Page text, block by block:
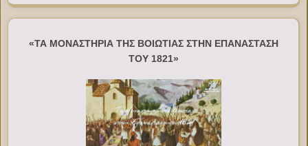
«ΤΑ ΜΟΝΑΣΤΗΡΙΑ ΤΗΣ ΒΟΙΩΤΙΑΣ ΣΤΗΝ ΕΠΑΝΑΣΤΑΣΗ
ΤΟΥ 1821»